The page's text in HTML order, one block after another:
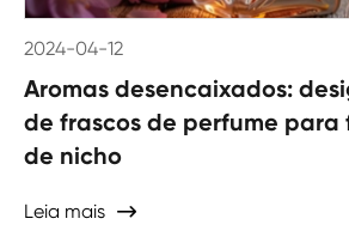
2024-04-12
Aromas desencaixados:
de frascos de perfume
de nicho
Leia mais 